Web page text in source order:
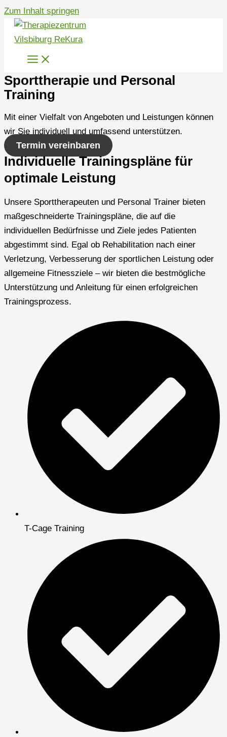
Zum Inhalt springen
Sporttherapie und Personal
Training
Mit einer Vielfalt von Angeboten und Leistungen können
wir Sie individuell und umfassend unterstützen.
Termin vereinbaren
Individuelle Trainingspläne für
optimale Leistung
Unsere Sporttherapeuten und Personal Trainer bieten
maßgeschneiderte Trainingspläne, die auf die
individuellen Bedürfnisse und Ziele jedes Patienten
abgestimmt sind. Egal ob Rehabilitation nach einer
Verletzung, Verbesserung der sportlichen Leistung oder
allgemeine Fitnessziele – wir bieten die bestmögliche
Unterstützung und Anleitung für einen erfolgreichen
Trainingsprozess.
T-Cage Training